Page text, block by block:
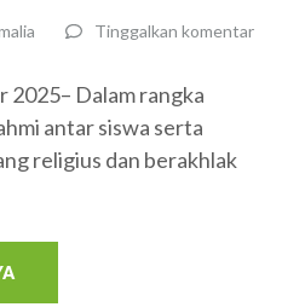
Tinggalkan komentar
2025– Dalam rangka
antar siswa serta
religius dan berakhlak